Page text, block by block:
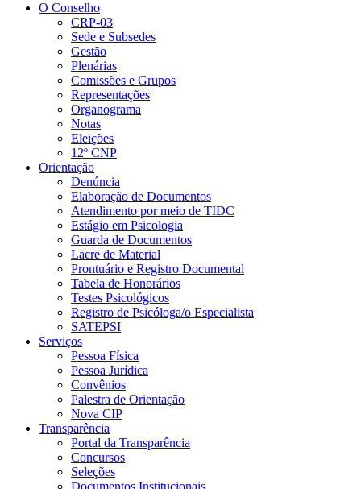
O Conselho
CRP-03
Sede e Subsedes
Gestão
Plenárias
Comissões e Grupos
Representações
Organograma
Notas
Eleições
12º CNP
Orientação
Denúncia
Elaboração de Documentos
Atendimento por meio de TIDC
Estágio em Psicologia
Guarda de Documentos
Lacre de Material
Prontuário e Registro Documental
Tabela de Honorários
Testes Psicológicos
Registro de Psicóloga/o Especialista
SATEPSI
Serviços
Pessoa Física
Pessoa Jurídica
Convênios
Palestra de Orientação
Nova CIP
Transparência
Portal da Transparência
Concursos
Seleções